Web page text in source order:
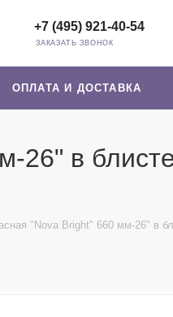
+7 (495) 921-40-54
ЗАКАЗАТЬ ЗВОНОК
ОПЛАТА И ДОСТАВКА
26" в
"Nova Bright" 660 мм-26" в